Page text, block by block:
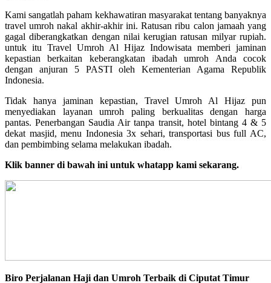
Kami sangatlah paham kekhawatiran masyarakat tentang banyaknya
travel umroh nakal akhir-akhir ini. Ratusan ribu calon jamaah yang
gagal diberangkatkan dengan nilai kerugian ratusan milyar rupiah.
untuk itu Travel Umroh Al Hijaz Indowisata memberi jaminan
kepastian berkaitan keberangkatan ibadah umroh Anda cocok
dengan anjuran 5 PASTI oleh Kementerian Agama Republik
Indonesia.
Tidak hanya jaminan kepastian, Travel Umroh Al Hijaz pun
menyediakan layanan umroh paling berkualitas dengan harga
pantas. Penerbangan Saudia Air tanpa transit, hotel bintang 4 & 5
dekat masjid, menu Indonesia 3x sehari, transportasi bus full AC,
dan pembimbing selama melakukan ibadah.
Klik banner di bawah ini untuk whatapp kami sekarang.
Biro Perjalanan Haji dan Umroh Terbaik di Ciputat Timur